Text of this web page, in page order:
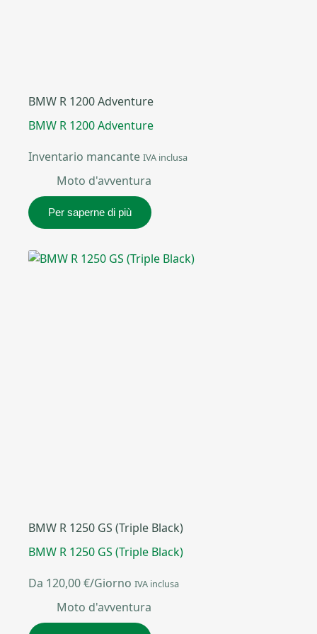
BMW R 1200 Adventure
BMW R 1200 Adventure
Inventario mancante IVA inclusa
Moto d'avventura
Per saperne di più
BMW R 1250 GS (Triple Black)
BMW R 1250 GS (Triple Black)
Da 120,00€/Giorno IVA inclusa
Moto d'avventura